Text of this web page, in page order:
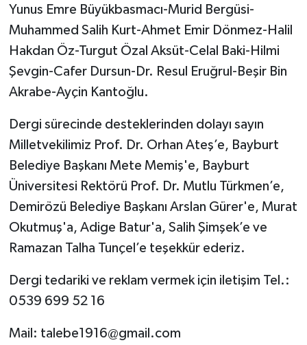
Yunus Emre Büyükbasmacı-Murid Bergüsi-
Muhammed Salih Kurt-Ahmet Emir Dönmez-Halil
Hakdan Öz-Turgut Özal Aksüt-Celal Baki-Hilmi
Şevgin-Cafer Dursun-Dr. Resul Eruğrul-Beşir Bin
Akrabe-Ayçin Kantoğlu.
Dergi sürecinde desteklerinden dolayı sayın
Milletvekilimiz Prof. Dr. Orhan Ateş’e, Bayburt
Belediye Başkanı Mete Memiş'e, Bayburt
Üniversitesi Rektörü Prof. Dr. Mutlu Türkmen’e,
Demirözü Belediye Başkanı Arslan Gürer'e, Murat
Okutmuş'a, Adige Batur'a, Salih Şimşek’e ve
Ramazan Talha Tunçel’e teşekkür ederiz.
Dergi tedariki ve reklam vermek için iletişim Tel.:
0539 699 52 16
Mail: talebe1916@gmail.com